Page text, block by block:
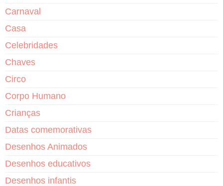
Carnaval
Casa
Celebridades
Chaves
Circo
Corpo Humano
Crianças
Datas comemorativas
Desenhos Animados
Desenhos educativos
Desenhos infantis